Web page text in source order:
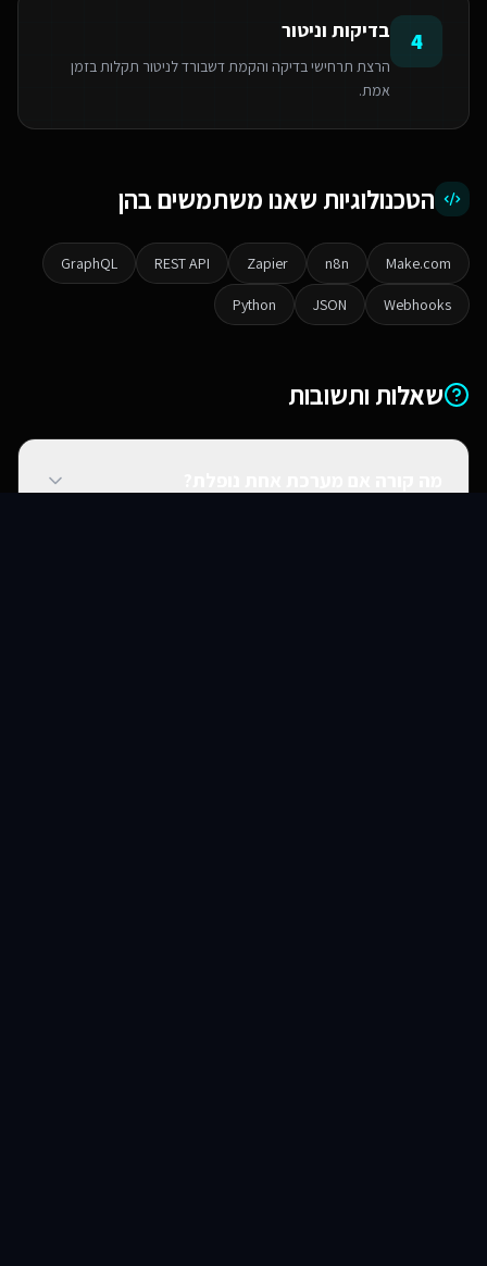
4 בדיקות וניטור
הרצת תרחישי בדיקה והקמת דשבורד לניטור תקלות בזמן
אמת.
הטכנולוגיות שאנו משתמשים בהן
Make.com
n8n
Zapier
REST API
GraphQL
Webhooks
JSON
Python
שאלות ותשובות